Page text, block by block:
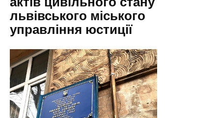
львівського міського
управління юстиції